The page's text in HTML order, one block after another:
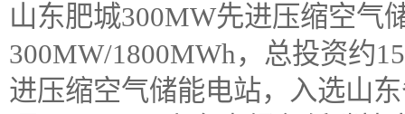
山东肥城300MW先进压缩空气
300MW/1800MWh，总投资约
进压缩空气储能电站，入选山